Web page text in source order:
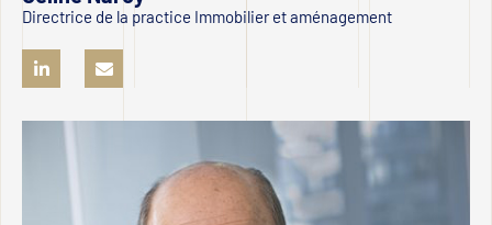
Directrice de la practice Immobilier et aménagement